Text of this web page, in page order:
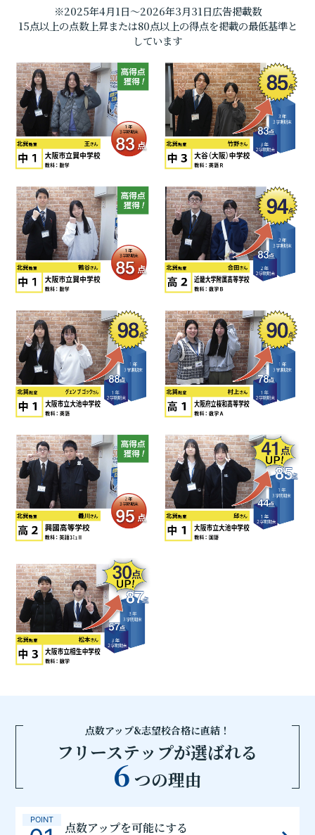
※2025年4月1日～2026年3月31日広告掲載数
15点以上の点数上昇または80点以上の得点を掲載の最低基準と
しています
点数アップ&志望校合格に直結！
フリーステップが選ばれる
6 つの理由
POINT 点数アップを可能にする